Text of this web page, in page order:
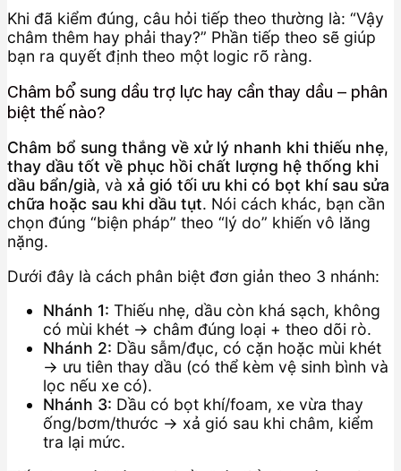
Khi đã kiểm đúng, câu hỏi tiếp theo thường là: “Vậy
châm thêm hay phải thay?” Phần tiếp theo sẽ giúp
bạn ra quyết định theo một logic rõ ràng.
Châm bổ sung dầu trợ lực hay cần thay dầu – phân
biệt thế nào?
Châm bổ sung thắng về xử lý nhanh khi thiếu nhẹ,
thay dầu tốt về phục hồi chất lượng hệ thống khi
dầu bẩn/già, và xả gió tối ưu khi có bọt khí sau sửa
chữa hoặc sau khi dầu tụt. Nói cách khác, bạn cần
chọn đúng “biện pháp” theo “lý do” khiến vô lăng
nặng.
Dưới đây là cách phân biệt đơn giản theo 3 nhánh:
Nhánh 1: Thiếu nhẹ, dầu còn khá sạch, không
có mùi khét → châm đúng loại + theo dõi rò.
Nhánh 2: Dầu sẫm/đục, có cặn hoặc mùi khét
→ ưu tiên thay dầu (có thể kèm vệ sinh bình và
lọc nếu xe có).
Nhánh 3: Dầu có bọt khí/foam, xe vừa thay
ống/bơm/thước → xả gió sau khi châm, kiểm
tra lại mức.